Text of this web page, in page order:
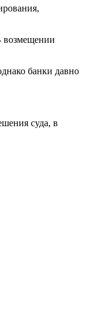
возмещении
банки давно
суда, в